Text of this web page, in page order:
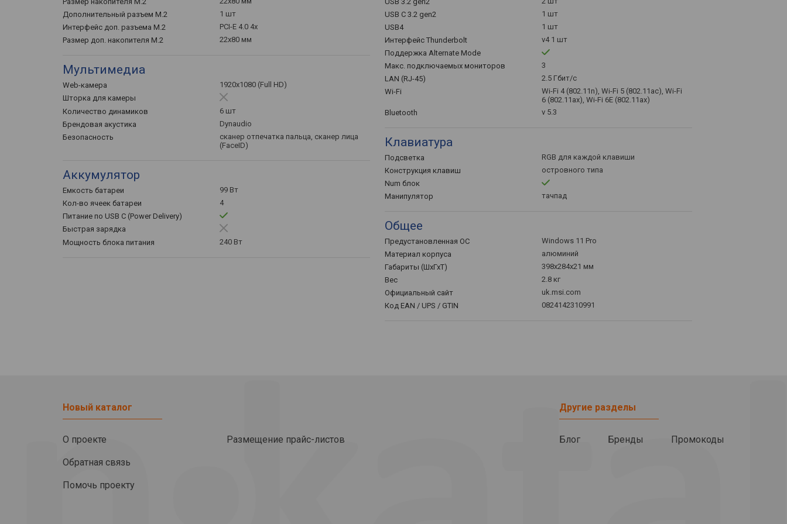
Дополнительный разъем M.2
1 шт
Интерфейс доп. разъема M.2
PCI-E 4.0 4x
Размер доп. накопителя M.2
22x80 мм
Мультимедиа
Web-камера
1920x1080 (Full HD)
Шторка для камеры
Количество динамиков
6 шт
Брендовая акустика
Dynaudio
Безопасность
сканер отпечатка пальца, сканер лица
(FaceID)
Аккумулятор
Емкость батареи
99 Вт
Кол-во ячеек батареи
4
Питание по USB C (Power Delivery)
Быстрая зарядка
Мощность блока питания
240 Вт
USB C 3.2 gen2
1 шт
USB4
1 шт
Интерфейс Thunderbolt
v4 1 шт
Поддержка Alternate Mode
Макс. подключаемых мониторов
3
LAN (RJ-45)
2.5 Гбит/с
Wi-Fi
Wi-Fi 4 (802.11n), Wi-Fi 5 (802.11ac), Wi-Fi
6 (802.11ax), Wi-Fi 6E (802.11ax)
Bluetooth
v 5.3
Клавиатура
Подсветка
RGB для каждой клавиши
Конструкция клавиш
островного типа
Num блок
Манипулятор
тачпад
Общее
Предустановленная ОС
Windows 11 Pro
Материал корпуса
алюминий
Габариты (ШхГхТ)
398x284x21 мм
Вес
2.8 кг
Официальный сайт
uk.msi.com
Код EAN / UPS / GTIN
0824142310991
Новый каталог
О проекте
Обратная связь
Помочь проекту
Размещение прайс-листов
Другие разделы
Блог Бренды Промокоды